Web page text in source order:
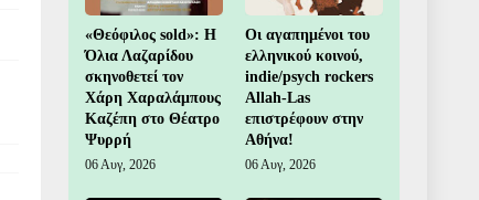
«Θεόφιλος sold»: Η
Όλια Λαζαρίδου
σκηνοθετεί τον
Χάρη Χαραλάμπους
Καζέπη στο Θέατρο
Ψυρρή
06 Αυγ, 2026
Οι αγαπημένοι του
ελληνικού κοινού,
indie/psych rockers
Allah-Las
επιστρέφουν στην
Αθήνα!
06 Αυγ, 2026